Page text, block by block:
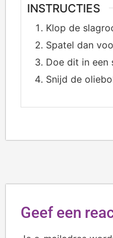
INSTRUCTIES
Klop de
Spatel dan
Doe dit in een
Snijd de
Geef een